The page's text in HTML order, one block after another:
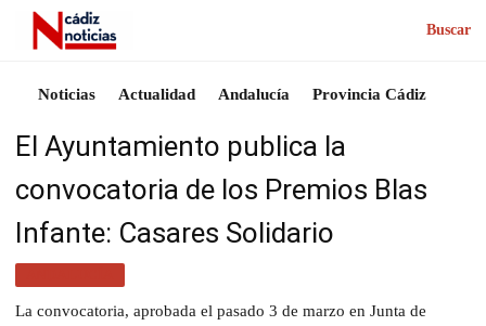
Buscar
Noticias Actualidad Andalucía Provincia Cádiz
El Ayuntamiento publica la
convocatoria de los Premios Blas
Infante: Casares Solidario
La convocatoria, aprobada el pasado 3 de marzo en Junta de